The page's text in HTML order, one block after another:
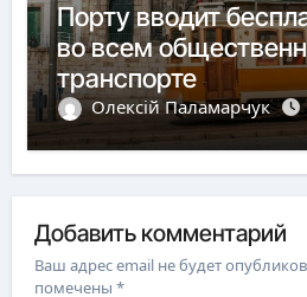
Порту вводит
во всем
транспорте
Олексій Паламарчук
Добавить комментарий
Ваш адрес email не будет
помечены*